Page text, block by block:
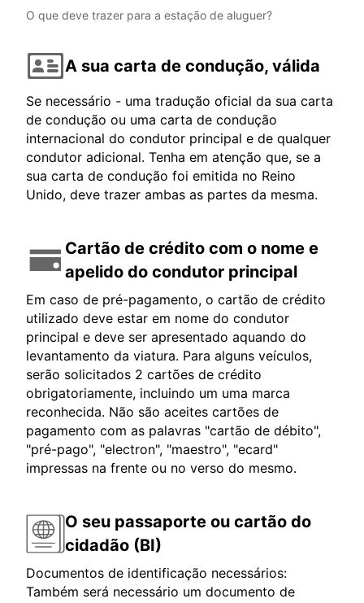
O que deve trazer para a estação de aluguer?
A sua carta de condução, válida
Se necessário - uma tradução oficial da sua carta
de condução ou uma carta de condução
internacional do condutor principal e de qualquer
condutor adicional. Tenha em atenção que, se a
sua carta de condução foi emitida no Reino
Unido, deve trazer ambas as partes da mesma.
Cartão de crédito com o nome e
apelido do condutor principal
Em caso de pré-pagamento, o cartão de crédito
utilizado deve estar em nome do condutor
principal e deve ser apresentado aquando do
levantamento da viatura. Para alguns veículos,
serão solicitados 2 cartões de crédito
obrigatoriamente, incluindo um uma marca
reconhecida. Não são aceites cartões de
pagamento com as palavras "cartão de débito",
"pré-pago", "electron", "maestro", "ecard"
impressas na frente ou no verso do mesmo.
O seu passaporte ou cartão do
cidadão (BI)
Documentos de identificação necessários:
Também será necessário um documento de